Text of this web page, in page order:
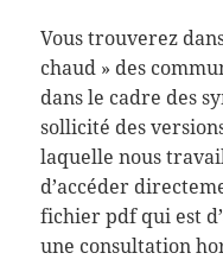
Vous trouverez
chaud » des
dans le cadre des
sollicité des
laquelle nous
d’accéder
fichier pdf qui est
une consultation